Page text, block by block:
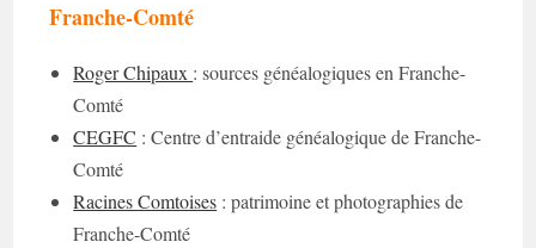
Franche-Comté
Roger Chipaux : sources généalogiques en Franche-
Comté
CEGFC : Centre d’entraide généalogique de Franche-
Comté
Racines Comtoises : patrimoine et photographies de
Franche-Comté